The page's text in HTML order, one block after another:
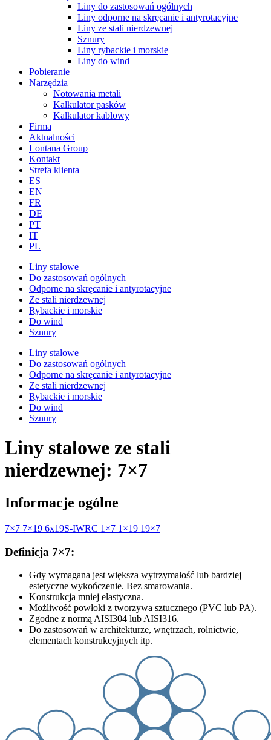
Liny do zastosowań ogólnych
Liny odporne na skręcanie i antyrotacyjne
Liny ze stali nierdzewnej
Sznury
Liny rybackie i morskie
Liny do wind
Pobieranie
Narzędzia
Notowania metali
Kalkulator pasków
Kalkulator kablowy
Firma
Aktualności
Lontana Group
Kontakt
Strefa klienta
ES
EN
FR
DE
PT
IT
PL
Liny stalowe
Do zastosowań ogólnych
Odporne na skręcanie i antyrotacyjne
Ze stali nierdzewnej
Rybackie i morskie
Do wind
Sznury
Liny stalowe
Do zastosowań ogólnych
Odporne na skręcanie i antyrotacyjne
Ze stali nierdzewnej
Rybackie i morskie
Do wind
Sznury
Liny stalowe ze stali
nierdzewnej: 7×7
Informacje ogólne
7×7 7×19 6x19S-IWRC 1×7 1×19 19×7
Definicja 7×7:
Gdy wymagana jest większa wytrzymałość lub bardziej
estetyczne wykończenie. Bez smarowania.
Konstrukcja mniej elastyczna.
Możliwość powłoki z tworzywa sztucznego (PVC lub PA).
Zgodne z normą AISI304 lub AISI316.
Do zastosowań w architekturze, wnętrzach, rolnictwie,
elementach konstrukcyjnych itp.